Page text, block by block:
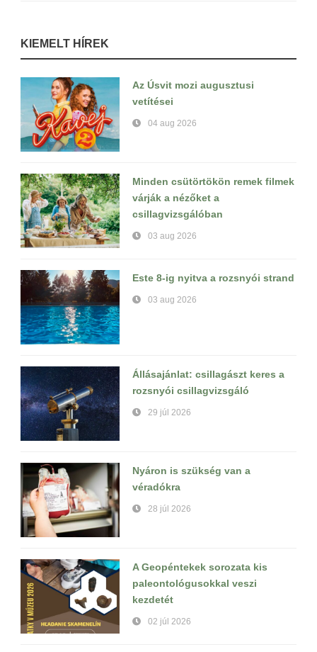
KIEMELT HÍREK
Az Úsvit mozi augusztusi
vetítései
04 aug 2026
Minden csütörtökön remek filmek
várják a nézőket a
csillagvizsgálóban
03 aug 2026
Este 8-ig nyitva a rozsnyói strand
03 aug 2026
Állásajánlat: csillagászt keres a
rozsnyói csillagvizsgáló
29 júl 2026
Nyáron is szükség van a
véradókra
28 júl 2026
A Geopéntekek sorozata kis
paleontológusokkal veszi
kezdetét
02 júl 2026